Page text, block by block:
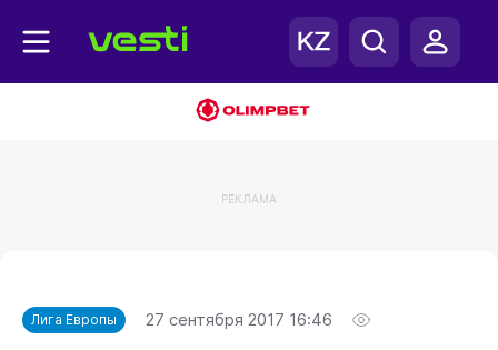
РЕКЛАМА
Лига Европы 27 сентября 2017 16:46